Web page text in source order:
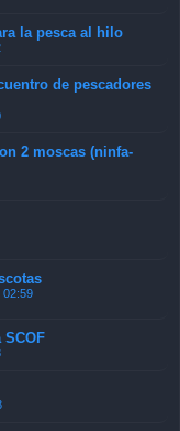
la pesca al hilo
de pescadores
2 moscas (ninfa-
02:59
SCOF